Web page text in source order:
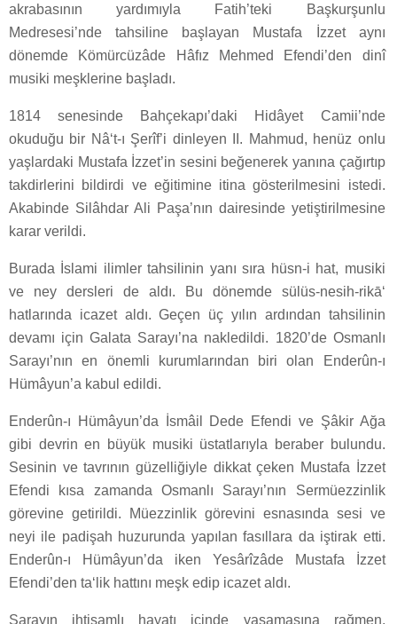
akrabasının yardımıyla Fatih’teki Başkurşunlu
Medresesi’nde tahsiline başlayan Mustafa İzzet aynı
dönemde Kömürcüzâde Hâfız Mehmed Efendi’den dinî
musiki meşklerine başladı.
1814 senesinde Bahçekapı’daki Hidâyet Camii’nde
okuduğu bir Nâ‘t-ı Şerîf’i dinleyen II. Mahmud, henüz onlu
yaşlardaki Mustafa İzzet’in sesini beğenerek yanına çağırtıp
takdirlerini bildirdi ve eğitimine itina gösterilmesini istedi.
Akabinde Silâhdar Ali Paşa’nın dairesinde yetiştirilmesine
karar verildi.
Burada İslami ilimler tahsilinin yanı sıra hüsn-i hat, musiki
ve ney dersleri de aldı. Bu dönemde sülüs-nesih-rikā‘
hatlarında icazet aldı. Geçen üç yılın ardından tahsilinin
devamı için Galata Sarayı’na nakledildi. 1820’de Osmanlı
Sarayı’nın en önemli kurumlarından biri olan Enderûn-ı
Hümâyun’a kabul edildi.
Enderûn-ı Hümâyun’da İsmâil Dede Efendi ve Şâkir Ağa
gibi devrin en büyük musiki üstatlarıyla beraber bulundu.
Sesinin ve tavrının güzelliğiyle dikkat çeken Mustafa İzzet
Efendi kısa zamanda Osmanlı Sarayı’nın Sermüezzinlik
görevine getirildi. Müezzinlik görevini esnasında sesi ve
neyi ile padişah huzurunda yapılan fasıllara da iştirak etti.
Enderûn-ı Hümâyun’da iken Yesârîzâde Mustafa İzzet
Efendi’den ta‘lik hattını meşk edip icazet aldı.
Sarayın ihtişamlı hayatı içinde yaşamasına rağmen,